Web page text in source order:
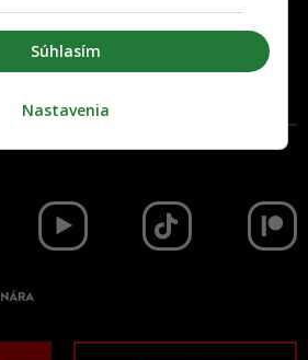
Inzercia Cenník
Súhlasím
Nastavenia